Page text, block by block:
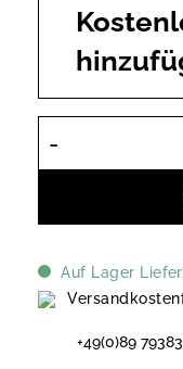
Auf Lager
+49(0)89